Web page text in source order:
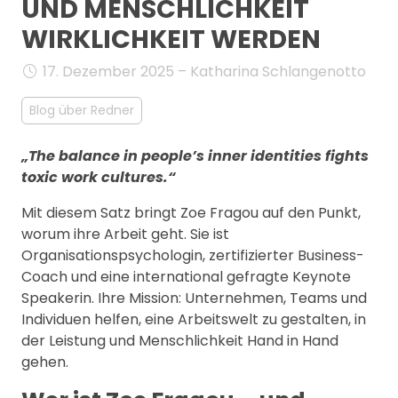
MANAGEMENT
FAQ
UND MENSCHLICHKEIT
WIRKLICHKEIT WERDEN
17. Dezember 2025 – Katharina Schlangenotto
Blog über Redner
„The balance in people’s inner identities fights
toxic work cultures.“
Mit diesem Satz bringt Zoe Fragou auf den Punkt,
worum ihre Arbeit geht. Sie ist
Organisationspsychologin, zertifizierter Business-
Coach und eine international gefragte Keynote
Speakerin. Ihre Mission: Unternehmen, Teams und
Individuen helfen, eine Arbeitswelt zu gestalten, in
der Leistung und Menschlichkeit Hand in Hand
gehen.